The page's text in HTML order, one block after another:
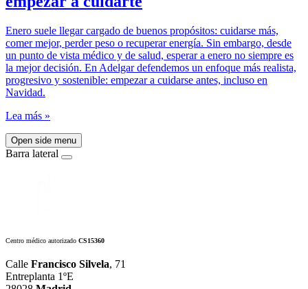
Enero suele llegar cargado de buenos propósitos: cuidarse más,
comer mejor, perder peso o recuperar energía. Sin embargo, desde
un punto de vista médico y de salud, esperar a enero no siempre es
la mejor decisión. En Adelgar defendemos un enfoque más realista,
progresivo y sostenible: empezar a cuidarse antes, incluso en
Navidad.
Lea más »
Open side menu
Barra lateral
Centro médico autorizado CS15360
Calle Francisco Silvela, 71
Entreplanta 1ºE